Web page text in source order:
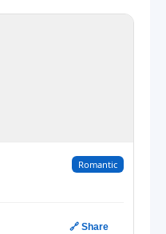
Romantic
🔗 Share